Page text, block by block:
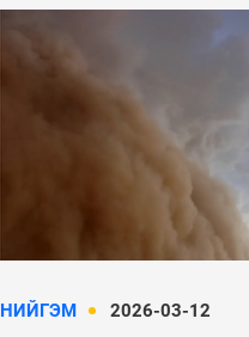
НИЙГЭМ 2026-03-12